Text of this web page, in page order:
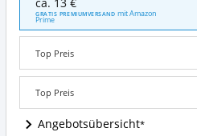
Hdmi
Kabel
10m
Angebote:
dieses
HDMI
ca. 13 €
GRATIS PREMIUMVERSAND mit Amazon
Prime
Top Preis
Top Preis
Angebotsübersicht